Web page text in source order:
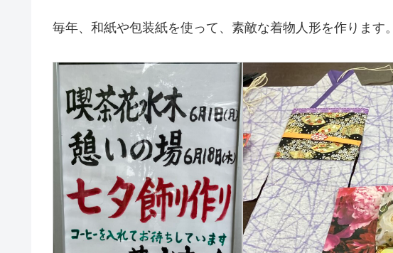
毎年、和紙や包装紙を使って、素敵な着物人形を作ります。